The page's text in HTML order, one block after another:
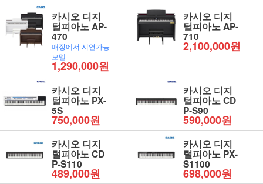
카시오 디지
털피아노 AP-
470
매장에서 시연가능
모델
1,290,000원
카시오 디지
털피아노 AP-
710
2,100,000원
카시오 디지
털피아노 PX-
5S
750,000원
카시오 디지
털피아노 CD
P-S90
590,000원
카시오 디지
털피아노 CD
P-S110
489,000원
카시오 디지
털피아노 PX-
S1100
698,000원